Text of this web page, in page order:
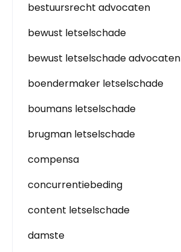
bestuursrecht advocaten
bewust letselschade
bewust letselschade advocaten
boendermaker letselschade
boumans letselschade
brugman letselschade
compensa
concurrentiebeding
content letselschade
damste